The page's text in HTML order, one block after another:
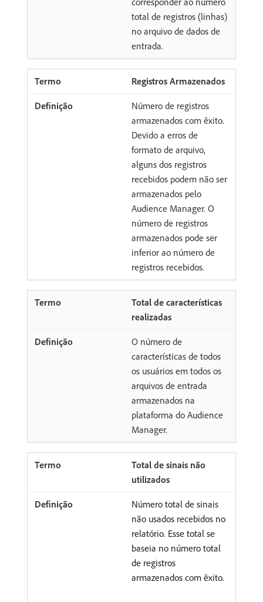
total de registros (linhas)
no arquivo de dados de
entrada.
Registros Armazenados
Número de registros
armazenados com êxito.
Devido a erros de
formato de arquivo,
alguns dos registros
recebidos podem não ser
armazenados pelo
Audience Manager. O
número de registros
armazenados pode ser
inferior ao número de
registros recebidos.
Total de características
realizadas
O número de
características de todos
os usuários em todos os
arquivos de entrada
armazenados na
plataforma do Audience
Manager.
Total de sinais não
utilizados
Número total de sinais
não usados recebidos no
relatório. Esse total se
baseia no número total
de registros
armazenados com êxito.